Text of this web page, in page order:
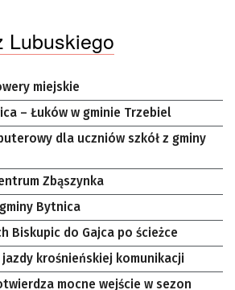
Lubuskiego
miejskie
– Łuków w gminie Trzebiel
dla uczniów szkół z gminy
Zbąszynka
Bytnica
Biskupic do Gajca po ścieżce
krośnieńskiej komunikacji
mocne wejście w sezon